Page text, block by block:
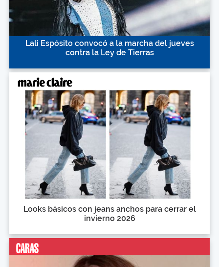
Lali Espósito convocó a la marcha del jueves
contra la Ley de Tierras
Looks básicos con jeans anchos para cerrar el
invierno 2026